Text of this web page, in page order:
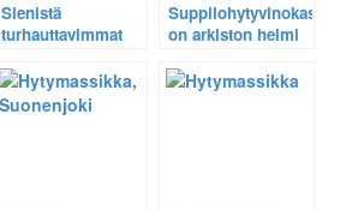
Sienistä
turhauttavimmat
– Varastettu
lattakääpä ja
tuntematon
Suppilohytyvinokas
on arkiston helmi